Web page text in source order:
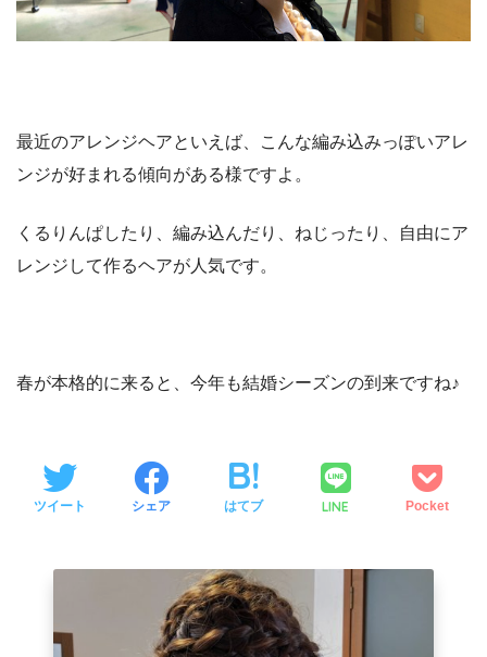
最近のアレンジヘアといえば、こんな編み込みっぽいアレ
ンジが好まれる傾向がある様ですよ。
くるりんぱしたり、編み込んだり、ねじったり、自由にア
レンジして作るヘアが人気です。
春が本格的に来ると、今年も結婚シーズンの到来ですね♪
ツイート シェア はてブ LINE Pocket